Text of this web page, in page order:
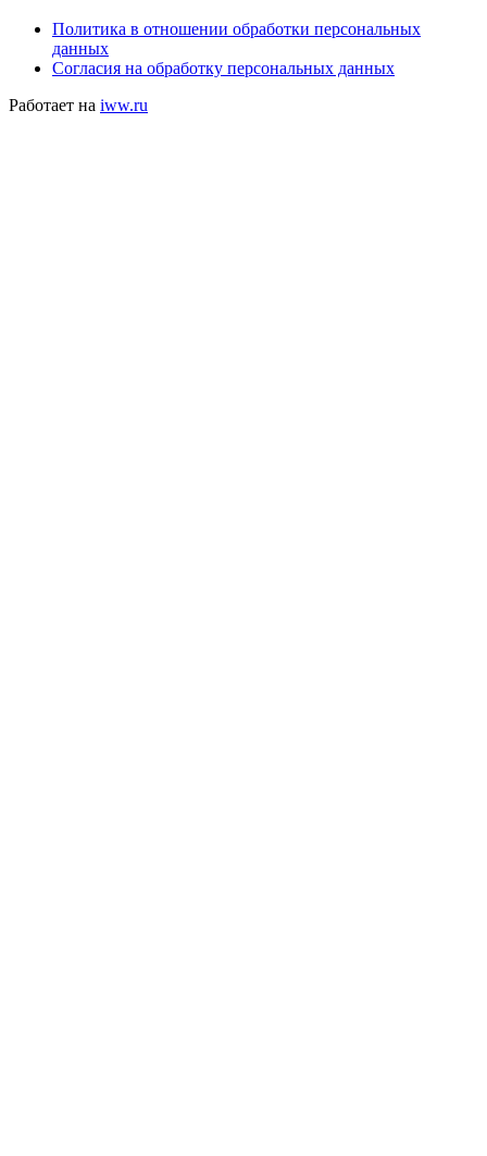
Политика в отношении обработки персональных
данных
Согласия на обработку персональных данных
Работает на iww.ru